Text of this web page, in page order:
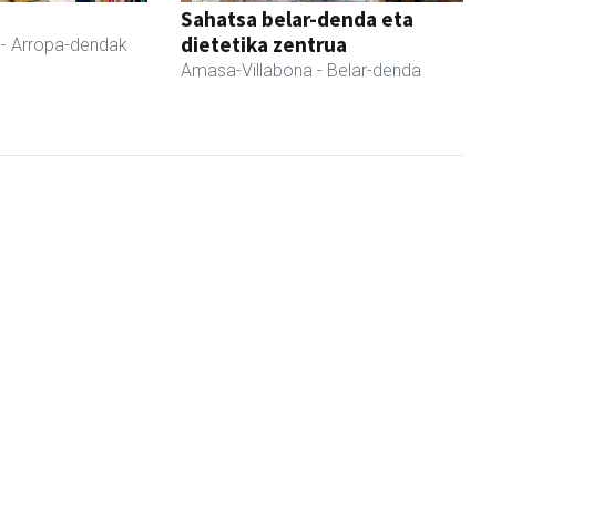
- Arropa-dendak
Sahatsa belar-denda eta
dietetika zentrua
Amasa-Villabona - Belar-denda